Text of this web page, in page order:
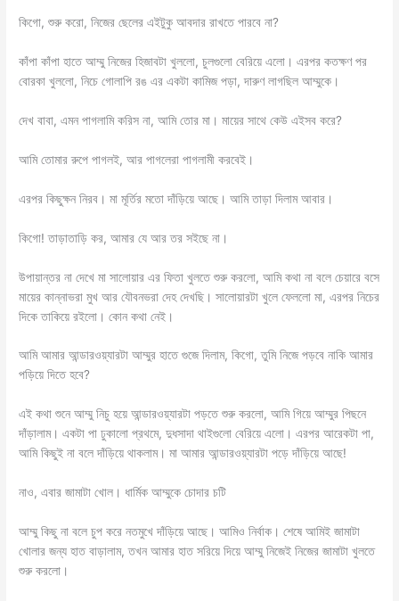
কিগো, শুরু করো, নিজের ছেলের এইটুকু আবদার রাখতে পারবে না?
কাঁপা কাঁপা হাতে আম্মু নিজের হিজাবটা খুললো, চুলগুলো বেরিয়ে এলো। এরপর কতক্ষণ পর
বোরকা খুললো, নিচে গোলাপি রঙ এর একটা কামিজ পড়া, দারুণ লাগছিল আম্মুকে।
দেখ বাবা, এমন পাগলামি করিস না, আমি তোর মা। মায়ের সাথে কেউ এইসব করে?
আমি তোমার রুপে পাগলই, আর পাগলেরা পাগলামী করবেই।
এরপর কিছুক্ষন নিরব। মা মূর্তির মতো দাঁড়িয়ে আছে। আমি তাড়া দিলাম আবার।
কিগো! তাড়াতাড়ি কর, আমার যে আর তর সইছে না।
উপায়ান্তর না দেখে মা সালোয়ার এর ফিতা খুলতে শুরু করলো, আমি কথা না বলে চেয়ারে বসে
মায়ের কান্নাভরা মুখ আর যৌবনভরা দেহ দেখছি। সালোয়ারটা খুলে ফেললো মা, এরপর নিচের
দিকে তাকিয়ে রইলো। কোন কথা নেই।
আমি আমার আন্ডারওয়্যারটা আম্মুর হাতে গুজে দিলাম, কিগো, তুমি নিজে পড়বে নাকি আমার
পড়িয়ে দিতে হবে?
এই কথা শুনে আম্মু নিচু হয়ে আন্ডারওয়্যারটা পড়তে শুরু করলো, আমি গিয়ে আম্মুর পিছনে
দাঁড়ালাম। একটা পা ঢুকালো প্রথমে, দুধসাদা থাইগুলো বেরিয়ে এলো। এরপর আরেকটা পা,
আমি কিছুই না বলে দাঁড়িয়ে থাকলাম। মা আমার আন্ডারওয়্যারটা পড়ে দাঁড়িয়ে আছে!
নাও, এবার জামাটা খোল। ধার্মিক আম্মুকে চোদার চটি
আম্মু কিছু না বলে চুপ করে নতমুখে দাঁড়িয়ে আছে। আমিও নির্বাক। শেষে আমিই জামাটা
খোলার জন্য হাত বাড়ালাম, তখন আমার হাত সরিয়ে দিয়ে আম্মু নিজেই নিজের জামাটা খুলতে
শুরু করলো।